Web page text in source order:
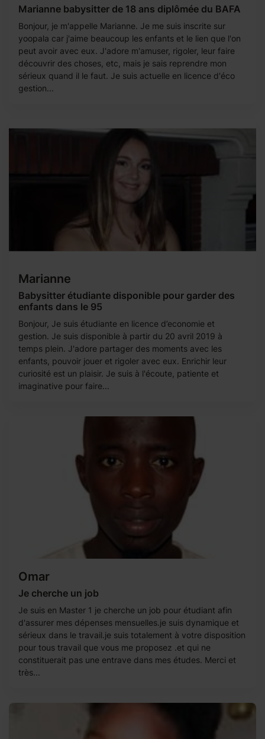
Marianne babysitter de 18 ans diplômée du BAFA
Bonjour, je m'appelle Marianne. Je me suis inscrite sur
yoopala car j'aime beaucoup les enfants et le lien que l'on
peut avoir avec eux. J'adore m'amuser, rigoler, leur faire
découvrir des choses, etc, mais je sais reprendre mon
sérieux quand il le faut. Je suis actuelle en licence d'éco
gestion...
Marianne
Babysitter étudiante disponible pour garder des
enfants dans le 95
Bonjour, Je suis étudiante en licence d’economie et
gestion. Je suis disponible à partir du 20 avril 2019 à
temps plein. J'adore partager des moments avec les
enfants, pouvoir jouer et rigoler avec eux. Enrichir leur
curiosité est un plaisir. Je suis à l'écoute, patiente et
imaginative pour faire...
Omar
Je cherche un job
Je suis en Master 1 je cherche un job pour étudiant afin
d'assurer mes dépenses mensuelles.je suis dynamique et
sérieux dans le travail.je suis totalement à votre disposition
pour tous travail que vous me proposez .et qui ne
constituerait pas une entrave dans mes études. Merci et
très...